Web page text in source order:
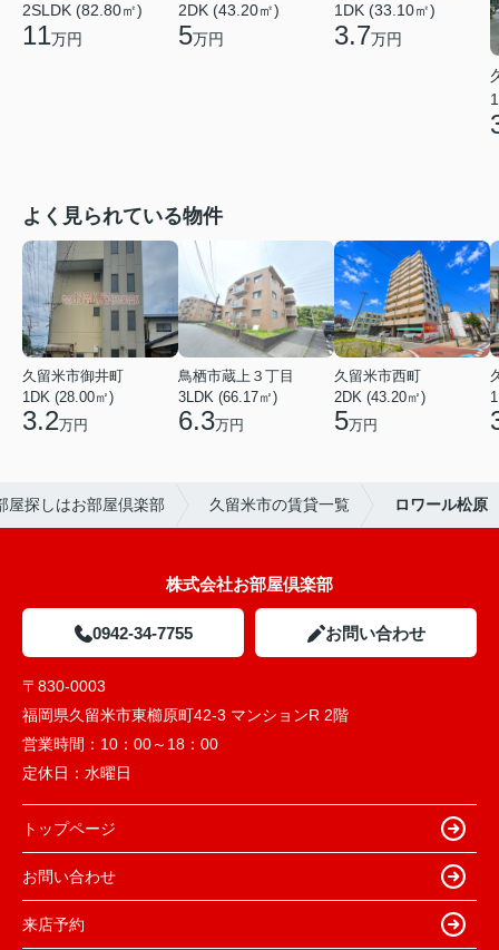
2SLDK (82.80㎡)
11万円
2DK (43.20㎡)
5万円
1DK (33.10㎡)
3.7万円
よく見られている物件
久留米市御井町
1DK (28.00㎡)
3.2万円
鳥栖市蔵上３丁目
3LDK (66.17㎡)
6.3万円
久留米市西町
2DK (43.20㎡)
5万円
屋探しはお部屋倶楽部 久留米市の賃貸一覧 ロワール松原
株式会社お部屋倶楽部
0942-34-7755 お問い合わせ
〒830-0003
福岡県久留米市東櫛原町42-3 マンションR 2階
営業時間： 10：00～18：00
定休日： 水曜日
トップページ
お問い合わせ
来店予約